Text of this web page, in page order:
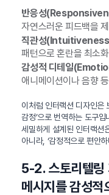
반응성
자연스러운 피드백을
직관성
패턴으로 혼란을 최소화
감성적 디테일
애니메이션이나 음향
이처럼 인터랙션 디자인은
감정’으로 번역하는 도구
세밀하게 설계된 인터랙션
아니라, ‘감정적으로 편안
5-2. 스토리텔링
메시지를 감성적